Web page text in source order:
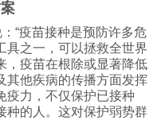
“疫苗接种是预防许多危
具之一，可以拯救全世界
，疫苗在根除或显著降低
其他疾病的传播方面发挥
疫力，不仅保护已接种
种的人。这对保护弱势群